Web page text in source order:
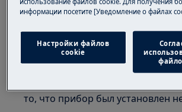
отдельностоящей плите с
Решение:
Наличие вышеуказанных
то, что прибор был установлен
информации посетите [Уведомление о файлах
Настройки файлов
cookie